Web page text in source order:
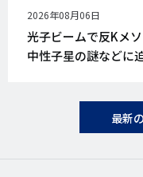
公
開
日
2026年08月06日
光子ビームで反Kメ
中性子星の謎などに
最新